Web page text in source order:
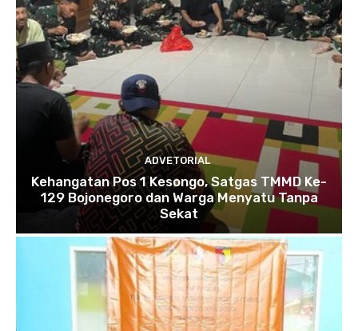
ADVETORIAL
Kehangatan Pos 1 Kesongo, Satgas TMMD Ke-
129 Bojonegoro dan Warga Menyatu Tanpa
Sekat